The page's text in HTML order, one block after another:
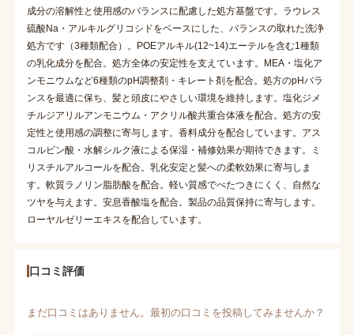
成分の溶解性と使用感のバランスに配慮した処方基盤です。ラウレス
硫酸Na・アルキルグリコシドをベースにした、バランスの取れた洗浄
処方です（3種類配合）。POEアルキル(12~14)エーテルを含む1種類
の乳化成分を配合。処方全体の安定性を支えています。MEA・塩化ア
ンモニウムなど6種類のpH調整剤・キレート剤を配合。処方のpHバラ
ンスを最適に保ち、髪と頭皮にやさしい環境を維持します。塩化ジメ
チルジアリルアンモニウム・アクリル酸共重合体液を配合。処方の安
定性と使用感の調整に寄与します。香料成分を配合しています。アス
コルビン酸・水解シルク液による保湿・補修効果が期待できます。ミ
リスチルアルコールを配合。乳化安定と髪への柔軟効果に寄与しま
す。軟質ラノリン脂肪酸を配合。軽い質感でべたつきにくく、自然な
ツヤを与えます。安息香酸塩を配合。製品の品質保持に寄与します。
ローヤルゼリーエキスを配合しています。
口コミ評価
まだ口コミはありません。最初の口コミを投稿してみませんか？